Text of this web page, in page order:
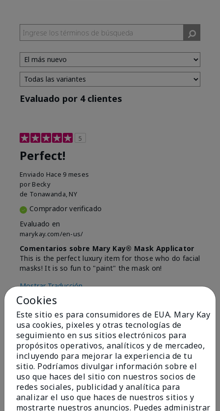
Evaluado por 4 clientes
5
Perfect!
Enviado Hace 9 meses
por Becky
de Tonawanda, NY
Comprador verificado
Evaluado en
marykay.com/en-us/
Comentarios sobre Mary Kay® Mask Applicator
This is the perfect luxury item for those who do facial
masks! It is so fun to "paint" the mask on!
Mostrar Traducción
Conclusión
¿Le ha resultado útil esta
opinión?
5 0
Marcar esta opinión
Cookies
Este sitio es para consumidores de EUA. Mary Kay
usa cookies, pixeles y otras tecnologías de
seguimiento en sus sitios electrónicos para
propósitos operativos, analíticos y de mercadeo,
incluyendo para mejorar la experiencia de tu
sitio. Podríamos divulgar información sobre el
uso que haces del sitio con nuestros socios de
redes sociales, publicidad y analítica para
analizar el uso que haces de nuestros sitios y
mostrarte nuestros anuncios. Puedes administrar